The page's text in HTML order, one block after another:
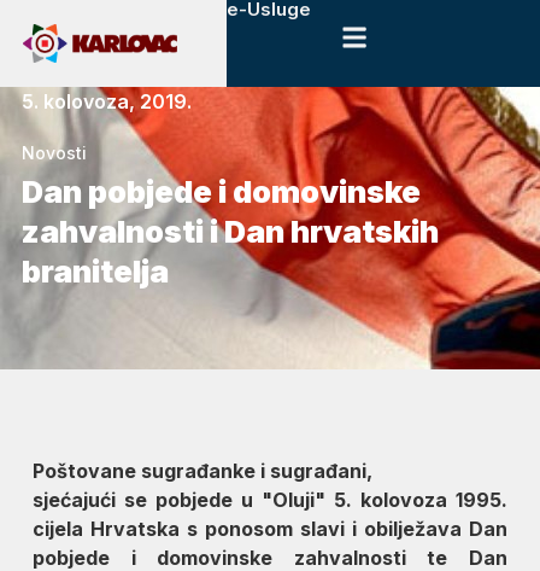
e-Usluge
5. kolovoza, 2019.
Novosti
Dan pobjede i domovinske
zahvalnosti i Dan hrvatskih
branitelja
Poštovane sugrađanke i sugrađani,
sjećajući se pobjede u "Oluji" 5. kolovoza 1995.
cijela Hrvatska s ponosom slavi i obilježava Dan
pobjede i domovinske zahvalnosti te Dan